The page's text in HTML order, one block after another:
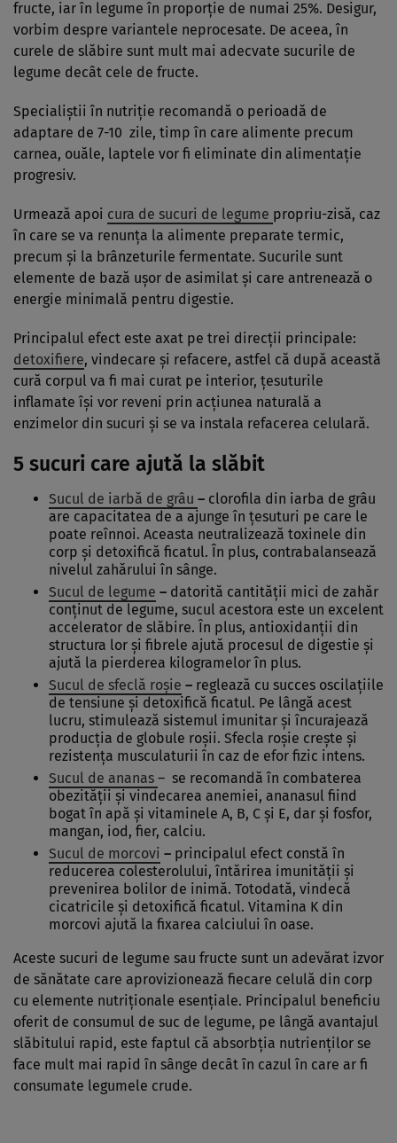
fructe, iar în legume în proporţie de numai 25%. Desigur,
vorbim despre variantele neprocesate. De aceea, în
curele de slăbire sunt mult mai adecvate sucurile de
legume decât cele de fructe.
Specialiştii în nutriţie recomandă o perioadă de
adaptare de 7-10 zile, timp în care alimente precum
carnea, ouăle, laptele vor fi eliminate din alimentaţie
progresiv.
Urmează apoi cura de sucuri de legume propriu-zisă, caz
în care se va renunţa la alimente preparate termic,
precum şi la brânzeturile fermentate. Sucurile sunt
elemente de bază uşor de asimilat şi care antrenează o
energie minimală pentru digestie.
Principalul efect este axat pe trei direcţii principale:
detoxifiere, vindecare şi refacere, astfel că după această
cură corpul va fi mai curat pe interior, ţesuturile
inflamate îşi vor reveni prin acţiunea naturală a
enzimelor din sucuri şi se va instala refacerea celulară.
5 sucuri care ajută la slăbit
Sucul de iarbă de grâu – clorofila din iarba de grâu
are capacitatea de a ajunge în ţesuturi pe care le
poate reînnoi. Aceasta neutralizează toxinele din
corp şi detoxifică ficatul. În plus, contrabalansează
nivelul zahărului în sânge.
Sucul de legume – datorită cantităţii mici de zahăr
conţinut de legume, sucul acestora este un excelent
accelerator de slăbire. În plus, antioxidanţii din
structura lor şi fibrele ajută procesul de digestie şi
ajută la pierderea kilogramelor în plus.
Sucul de sfeclă roşie – reglează cu succes oscilaţiile
de tensiune şi detoxifică ficatul. Pe lângă acest
lucru, stimulează sistemul imunitar şi încurajează
producţia de globule roşii. Sfecla roşie creşte și
rezistenţa musculaturii în caz de efor fizic intens.
Sucul de ananas – se recomandă în combaterea
obezităţii şi vindecarea anemiei, ananasul fiind
bogat în apă şi vitaminele A, B, C şi E, dar şi fosfor,
mangan, iod, fier, calciu.
Sucul de morcovi – principalul efect constă în
reducerea colesterolului, întărirea imunităţii şi
prevenirea bolilor de inimă. Totodată, vindecă
cicatricile şi detoxifică ficatul. Vitamina K din
morcovi ajută la fixarea calciului în oase.
Aceste sucuri de legume sau fructe sunt un adevărat izvor
de sănătate care aprovizionează fiecare celulă din corp
cu elemente nutriţionale esenţiale. Principalul beneficiu
oferit de consumul de suc de legume, pe lângă avantajul
slăbitului rapid, este faptul că absorbţia nutrienţilor se
face mult mai rapid în sânge decât în cazul în care ar fi
consumate legumele crude.